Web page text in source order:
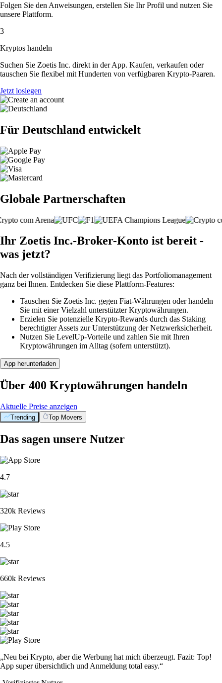
Folgen Sie den Anweisungen, erstellen Sie Ihr Profil und nutzen Sie
unsere Plattform.
3
Kryptos handeln
Suchen Sie Zoetis Inc. direkt in der App. Kaufen, verkaufen oder
tauschen Sie flexibel mit Hunderten von verfügbaren Krypto-Paaren.
Jetzt loslegen
Für Deutschland entwickelt
Globale Partnerschaften
Ihr Zoetis Inc.-Broker-Konto ist bereit -
was jetzt?
Nach der vollständigen Verifizierung liegt das Portfoliomanagement
ganz bei Ihnen. Entdecken Sie diese Plattform-Features:
Tauschen Sie Zoetis Inc. gegen Fiat-Währungen oder handeln
Sie mit einer Vielzahl unterstützter Kryptowährungen.
Erzielen Sie potenzielle Krypto-Rewards durch das Staking
berechtigter Assets zur Unterstützung der Netzwerksicherheit.
Nutzen Sie LevelUp-Vorteile und zahlen Sie mit Ihren
Kryptowährungen im Alltag (sofern unterstützt).
App herunterladen
Über 400 Kryptowährungen handeln
Aktuelle Preise anzeigen
Trending Top Movers
Das sagen unsere Nutzer
4.7
320k Reviews
4.5
660k Reviews
„Neu bei Krypto, aber die Werbung hat mich überzeugt. Fazit: Top!
App super übersichtlich und Anmeldung total easy.“